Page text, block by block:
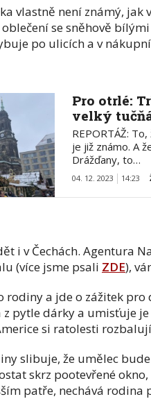
vlastně není známý,
se sněhově
po ulicích a v
Pro otrlé:
velký
REPORTÁŽ:
je již známo. A
Drážďany, to…
04. 12. 2023 14:23
i v Čechách. Agentura
(více jsme psali ZDE),
rodiny a jde o zážitek
pytle dárky a umisťuje
si ratolesti
slibuje, že umělec
skrz pootevřené
patře, nechává rodina